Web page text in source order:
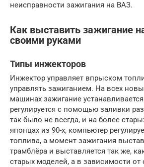
неисправности зажигания на ВАЗ.
Как выставить зажигание
своими руками
Типы инжекторов
Инжектор управляет впрыском
управлять зажиганием. На всех
машинах зажигание
регулируется с помощью заливки
так было не всегда, и на более
японцах из 90-х, компьютер
топлива, а момент зажигания
трамблёра и выставляется так же,
старых моделей, а в зависимости от